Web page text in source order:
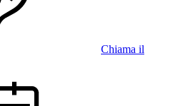
Chiama il